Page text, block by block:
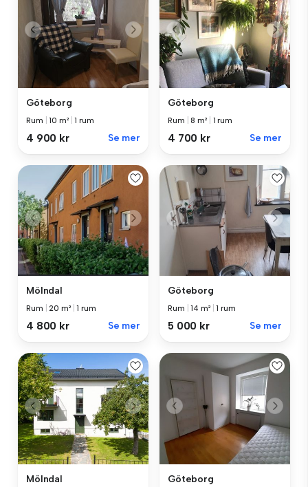
Göteborg
Rum |10 m² |1 rum
4 900 kr Se mer
Göteborg
Rum |8 m² 1 rum
4 700 kr Se mer
Mölndal
Rum |20 m² |1 rum
4 800 kr Se mer
Göteborg
Rum |14 m² |1 rum
5 000 kr Se mer
Mölndal Göteborg